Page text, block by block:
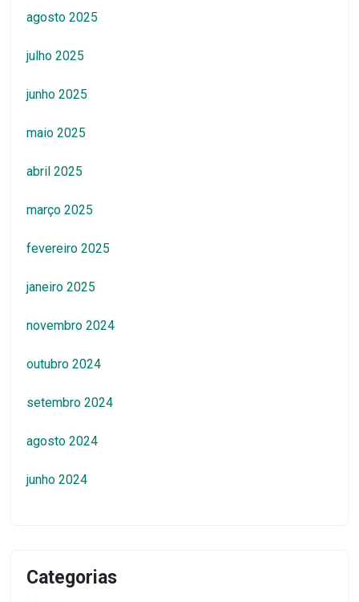
agosto 2025
julho 2025
junho 2025
maio 2025
abril 2025
março 2025
fevereiro 2025
janeiro 2025
novembro 2024
outubro 2024
setembro 2024
agosto 2024
junho 2024
Categorias